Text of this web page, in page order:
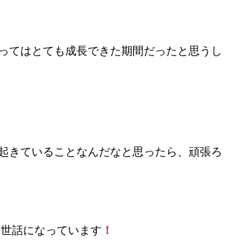
てはとても成長できた期間だったと思うし
きていることなんだなと思ったら、頑張ろ
話になっています ！